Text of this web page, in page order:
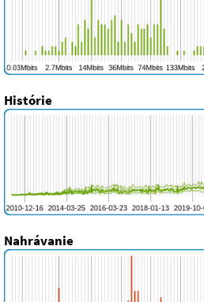
Histórie
Nahrávanie